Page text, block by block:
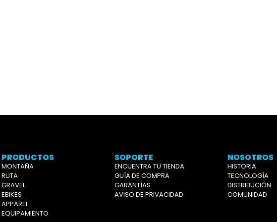
PRODUCTOS
MONTAÑA
RUTA
GRAVEL
EBIKES
APPAREL
EQUIPAMIENTO
SOPORTE
ENCUENTRA TU TIENDA
GUÍA DE COMPRA
GARANTÍAS
AVISO DE PRIVACIDAD
NOSOTROS
HISTORIA
TECNOLOGÍA
DISTRIBUCIÓN
COMUNIDAD